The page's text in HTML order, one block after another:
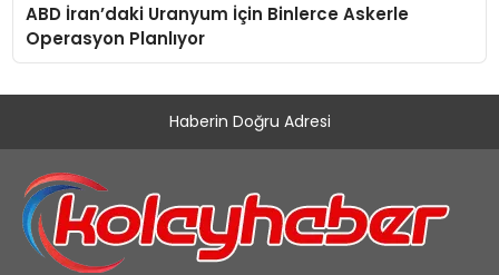
ABD İran’daki Uranyum İçin Binlerce Askerle
Operasyon Planlıyor
Haberin Doğru Adresi